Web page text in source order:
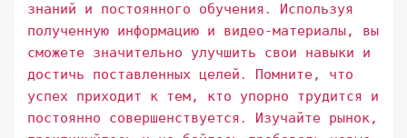
знаний и постоянного обучения․ Используя
полученную информацию и видео-материалы, вы
сможете значительно улучшить свои навыки и
достичь поставленных целей․ Помните, что
успех приходит к тем, кто упорно трудится и
постоянно совершенствуется․ Изучайте рынок,